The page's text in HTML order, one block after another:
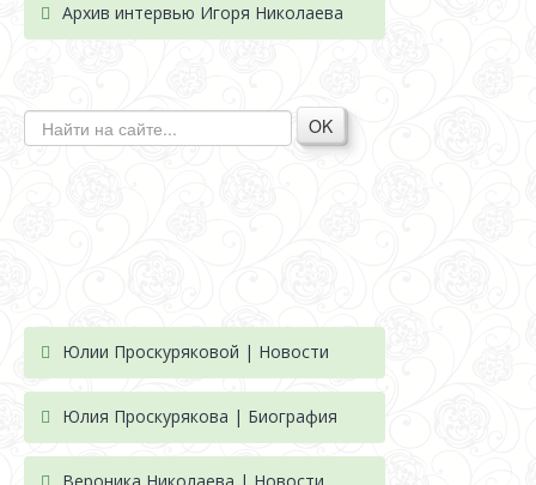
Архив интервью Игоря Николаева
OK
Юлии Проскуряковой | Новости
Юлия Проскурякова | Биография